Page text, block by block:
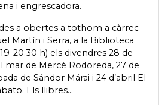
i engrescadora.
a obertes a tothom a càrrec
Martín i Serra, a la Biblioteca
20.30 h) els divendres 28 de
mar de Mercè Rodoreda, 27 de
de Sándor Márai i 24 d’abril El
Els llibres...